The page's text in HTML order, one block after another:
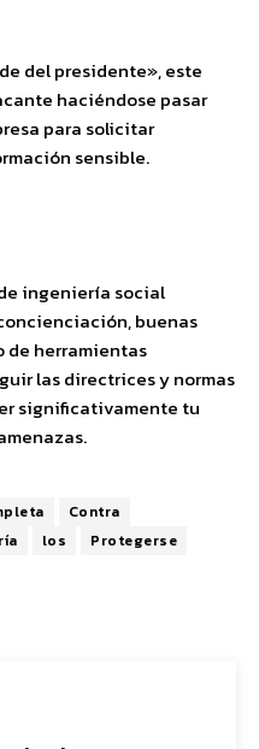
del presidente», este
haciéndose pasar
para solicitar
sensible.
ingeniería social
buenas
de herramientas
las directrices y normas
significativamente tu
Contra
los
Protegerse